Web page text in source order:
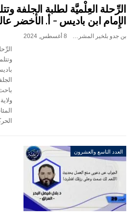
الرِّحلة العِلْميَّة لطلبة الجلفة
الإِمام ابن باديس – أ. الأخضر
بن جدو بلخير المشرف العام 8 أغسطس, 2024
العدد التاسع والعشرون